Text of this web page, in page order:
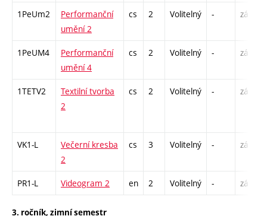
1PeUm2
Performanční
umění 2
cs 2 Volitelný - zá
1PeUM4
Performanční
umění 4
cs 2 Volitelný - zá
1TETV2
Textilní tvorba
2
cs 2 Volitelný - zá
VK1-L
Večerní kresba
2
cs 3 Volitelný - zá,zk
PR1-L Videogram 2 en 2 Volitelný - zá
3. ročník, zimní semestr